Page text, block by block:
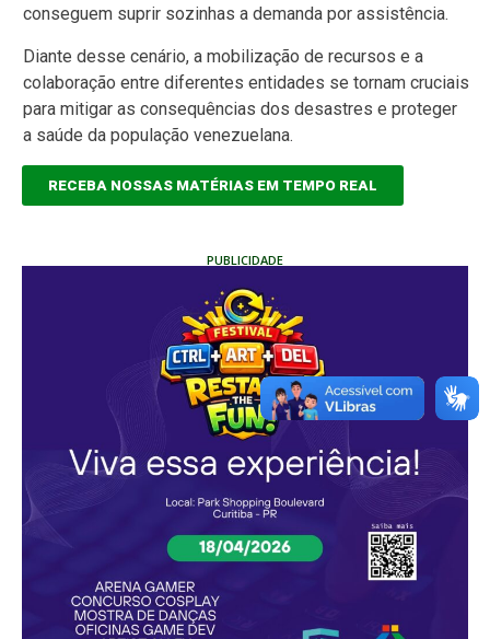
conseguem suprir sozinhas a demanda por assistência.
Diante desse cenário, a mobilização de recursos e a
colaboração entre diferentes entidades se tornam cruciais
para mitigar as consequências dos desastres e proteger
a saúde da população venezuelana.
RECEBA NOSSAS MATÉRIAS EM TEMPO REAL
PUBLICIDADE